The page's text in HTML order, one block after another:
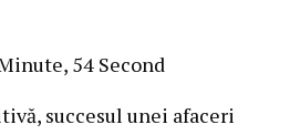
54 Second
succesul unei afaceri